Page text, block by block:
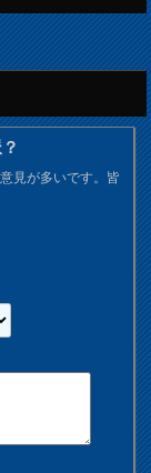
見が多いです。皆